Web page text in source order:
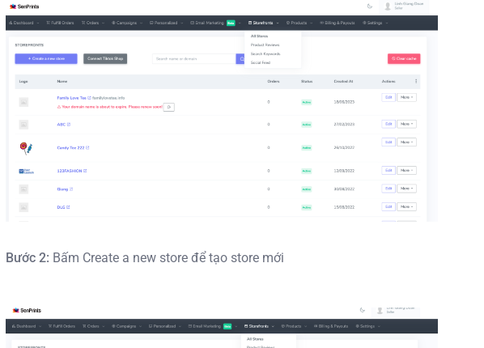
Bước 2: Bấm Create a new store để tạo store mới